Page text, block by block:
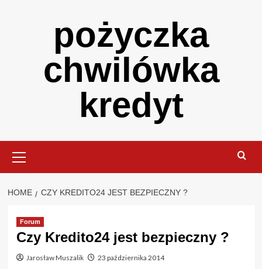
pożyczka
chwilówka
kredyt
Menu
HOME CZY KREDITO24 JEST BEZPIECZNY ?
Forum
Czy Kredito24 jest bezpieczny ?
Jarosław Muszalik 23 października 2014